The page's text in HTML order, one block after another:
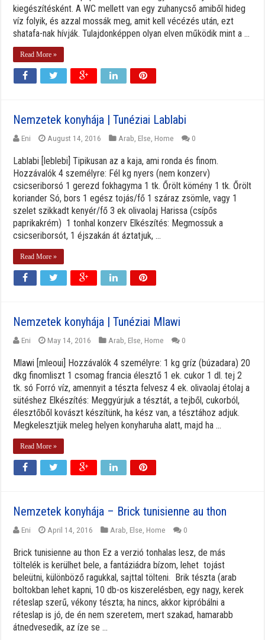
kiegészítésként. A WC mellett van egy zuhanycső amiből hideg
víz folyik, és azzal mossák meg, amit kell vécézés után, ezt
shatafa-nak hívják. Tulajdonképpen olyan elven működik mint a ...
Read More »
Nemzetek konyhája | Tunéziai Lablabi
Eni August 14, 2016 Arab Else Home 0
Lablabi [leblebi] Tipikusan az a kaja, ami ronda és finom.
Hozzávalók 4 személyre: Fél kg nyers (nem konzerv)
csicseriborsó 1 gerezd fokhagyma 1 tk. Őrölt kömény 1 tk. Őrölt
koriander Só, bors 1 egész tojás/fő 1 száraz zsömle, vagy 1
szelet szikkadt kenyér/fő 3 ek olivaolaj Harissa (csípős
paprikakrém) 1 tonhal konzerv Elkészítés: Megmossuk a
csicseriborsót, 1 éjszakán át áztatjuk, ...
Read More »
Nemzetek konyhája | Tunéziai Mlawi
Eni May 14, 2016 Arab Else Home 0
Mlawi [mleoui] Hozzávalók 4 személyre: 1 kg gríz (búzadara) 20
dkg finomliszt 1 csomag francia élesztő 1 ek. cukor 1 dl. tej 2
tk. só Forró víz, amennyit a tészta felvesz 4 ek. olivaolaj étolaj a
sütéshez Elkészítés: Meggyúrjuk a tésztát, a tejből, cukorból,
élesztőből kovászt készítünk, ha kész van, a tésztához adjuk.
Megkelesztjük meleg helyen konyharuha alatt, majd ha ...
Read More »
Nemzetek konyhája – Brick tunisienne au thon
Eni April 14, 2016 Arab Else Home 0
Brick tunisienne au thon Ez a verzió tonhalas lesz, de más
töltelék is kerülhet bele, a fantáziádra bízom, lehet tojást
beleütni, különböző ragukkal, sajttal tölteni. Brik tészta (arab
boltokban lehet kapni, 10 db-os kiszerelésben, egy nagy, kerek
réteslap szerű, vékony tészta; ha nincs, akkor kipróbálni a
réteslap is jó, de én nem szeretem, mert szakad, hamarabb
átnedvesedik, az íze se ...